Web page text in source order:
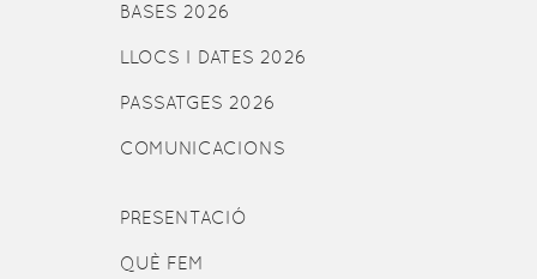
BASES 2026
LLOCS I DATES 2026
PASSATGES 2026
COMUNICACIONS
PRESENTACIÓ
QUÈ FEM